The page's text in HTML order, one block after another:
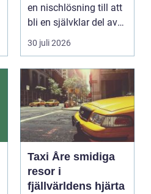
en nischlösning till att
bli en självklar del av
mode...
30 juli 2026
Taxi Åre smidiga
resor i
fjällvärldens hjärta